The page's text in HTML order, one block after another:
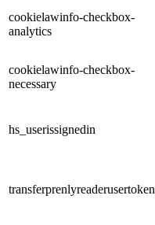
cookielawinfo-checkbox-
analytics
cookielawinfo-checkbox-
necessary
hs_userissignedin
transferprenlyreaderusertoken